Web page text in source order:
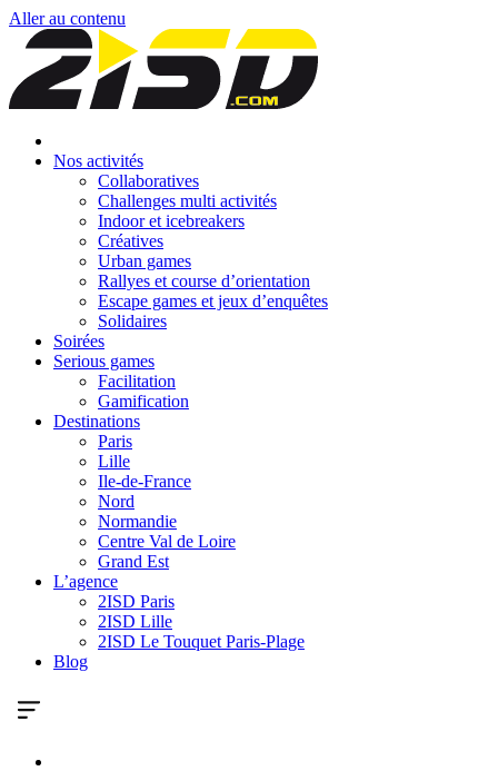
Aller au contenu
Nos activités
Collaboratives
Challenges multi activités
Indoor et icebreakers
Créatives
Urban games
Rallyes et course d’orientation
Escape games et jeux d’enquêtes
Solidaires
Soirées
Serious games
Facilitation
Gamification
Destinations
Paris
Lille
Ile-de-France
Nord
Normandie
Centre Val de Loire
Grand Est
L’agence
2ISD Paris
2ISD Lille
2ISD Le Touquet Paris-Plage
Blog